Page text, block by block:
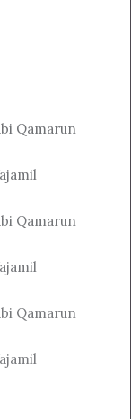
Qamarun
Qamarun
Qamarun